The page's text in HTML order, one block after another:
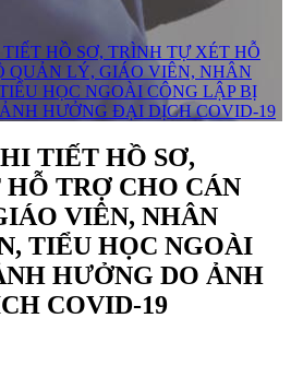
HỒ SƠ, TRÌNH TỰ XÉT HỖ
QUẢN LÝ, GIÁO VIÊN, NHÂN
HỌC NGOÀI CÔNG LẬP BỊ
HƯỞNG ĐẠI DỊCH COVID-19
TIẾT HỒ SƠ,
TRỢ CHO CÁN
VIÊN, NHÂN
TIỂU HỌC NGOÀI
HƯỞNG DO ẢNH
COVID-19